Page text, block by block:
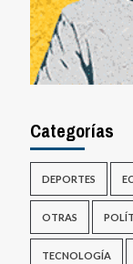
Categorías
DEPORTES
OTRAS
TECNOLOGÍA